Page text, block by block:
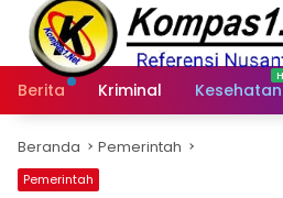
Langsung
konten
Berita
Kriminal Kesehatan
Beranda Pemerintah
Pemerintah